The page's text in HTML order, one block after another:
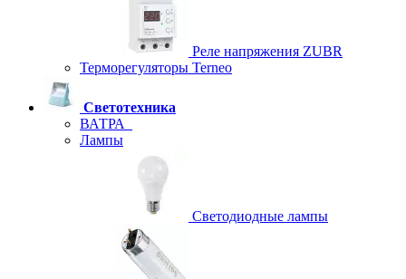
Реле напряжения ZUBR
Терморегуляторы Terneo
Светотехника
ВАТРА
Лампы
Светодиодные лампы